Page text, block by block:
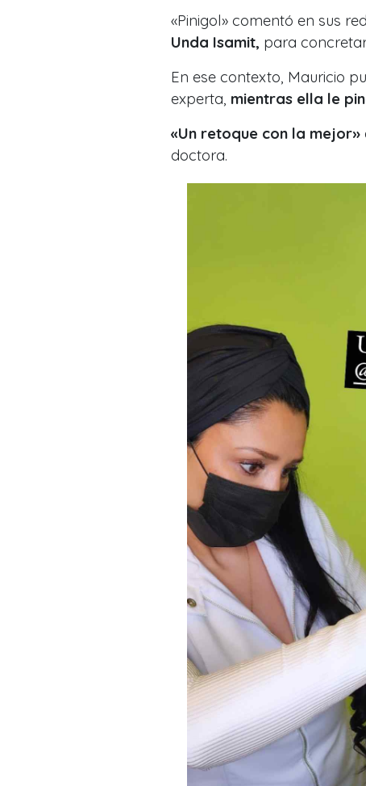
«Pinigol» comentó en sus
Unda Isamit, para
En ese contexto, Mauricio
experta, mientras ella le
«Un retoque con la mejor»
doctora.